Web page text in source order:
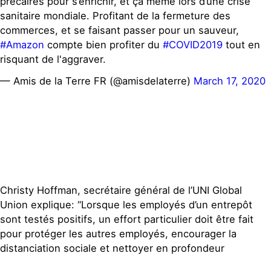
sanitaire mondiale. Profitant de la fermeture des
commerces, et se faisant passer pour un sauveur,
#Amazon compte bien profiter du #COVID2019 tout en
risquant de l'aggraver.
— Amis de la Terre FR (@amisdelaterre) March 17, 2020
Christy Hoffman, secrétaire général de l’UNI Global
Union explique: “Lorsque les employés d’un entrepôt
sont testés positifs, un effort particulier doit être fait
pour protéger les autres employés, encourager la
distanciation sociale et nettoyer en profondeur